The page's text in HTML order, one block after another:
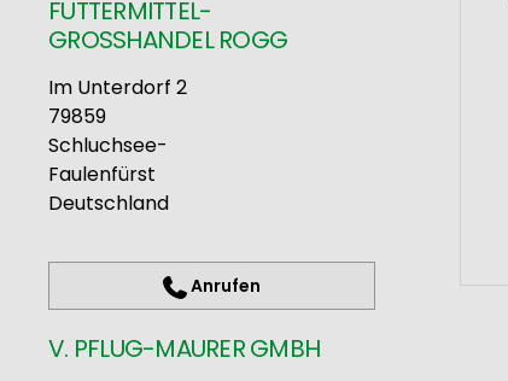
FUTTERMITTEL-
GROSSHANDEL ROGG
Im Unterdorf 2
79859
Schluchsee-
Faulenfürst
Deutschland
Anrufen
V. PFLUG-MAURER GMBH